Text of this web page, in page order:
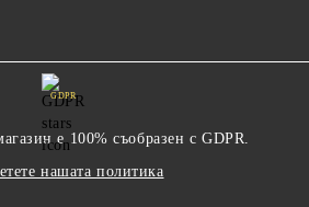
GDPR
е 100% съобразен с GDPR.
нашата политика